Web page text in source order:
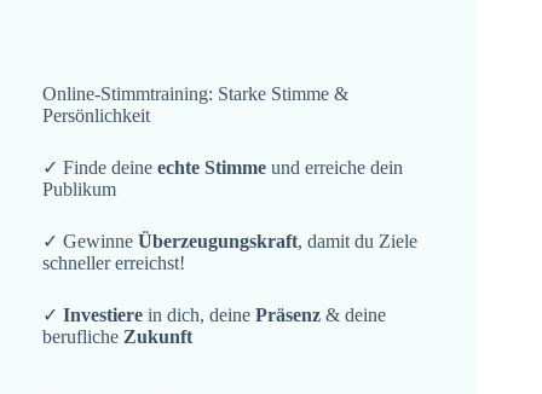
Online-Stimmtraining: Starke Stimme &
Persönlichkeit
✓ Finde deine echte Stimme und erreiche dein
Publikum
✓ Gewinne Überzeugungskraft, damit du Ziele
schneller erreichst!
✓ Investiere in dich, deine Präsenz & deine
berufliche Zukunft